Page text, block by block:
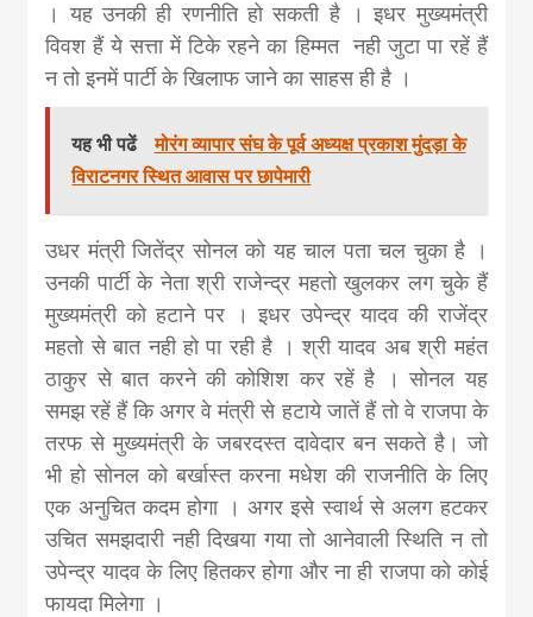
। यह उनकी ही रणनीति हो सकती है । इधर मुख्यमंत्री
विवश हैं ये सत्ता में टिके रहने का हिम्मत नही जुटा पा रहें हैं
न तो इनमें पार्टी के खिलाफ जाने का साहस ही है ।
यह भी पढें
मोरंग व्यापार संघ के पूर्व अध्यक्ष प्रकाश मुंदड़ा के
विराटनगर स्थित आवास पर छापेमारी
उधर मंत्री जितेंद्र सोनल को यह चाल पता चल चुका है ।
उनकी पार्टी के नेता श्री राजेन्द्र महतो खुलकर लग चुके हैं
मुख्यमंत्री को हटाने पर । इधर उपेन्द्र यादव की राजेंद्र
महतो से बात नही हो पा रही है । श्री यादव अब श्री महंत
ठाकुर से बात करने की कोशिश कर रहें है । सोनल यह
समझ रहें हैं कि अगर वे मंत्री से हटाये जातें हैं तो वे राजपा के
तरफ से मुख्यमंत्री के जबरदस्त दावेदार बन सकते है। जो
भी हो सोनल को बर्खास्त करना मधेश की राजनीति के लिए
एक अनुचित कदम होगा । अगर इसे स्वार्थ से अलग हटकर
उचित समझदारी नही दिखया गया तो आनेवाली स्थिति न तो
उपेन्द्र यादव के लिए हितकर होगा और ना ही राजपा को कोई
फायदा मिलेगा ।